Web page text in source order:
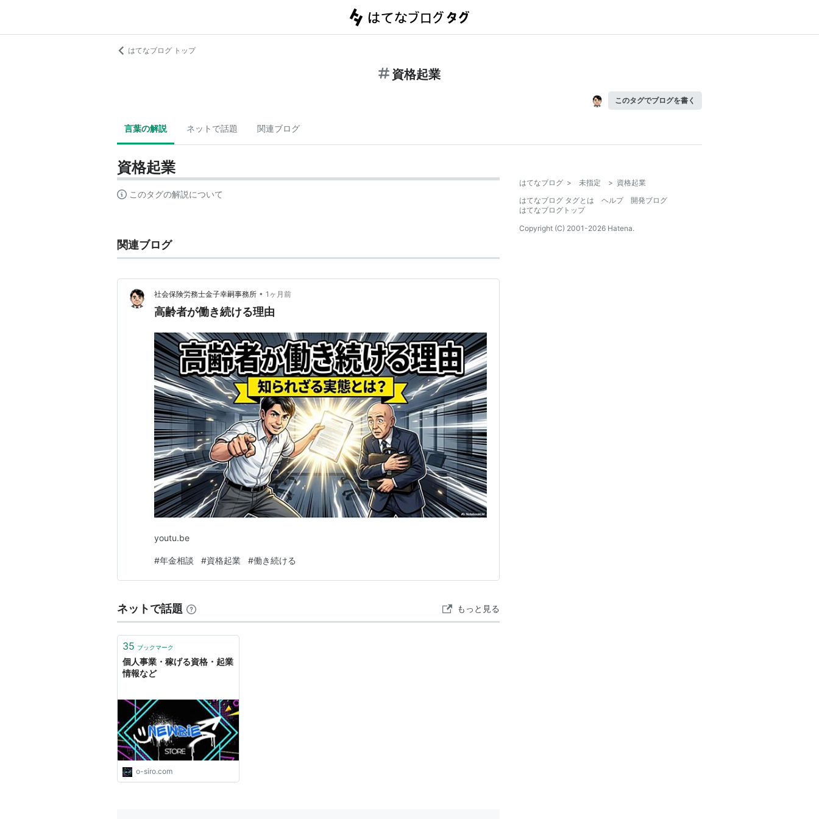
はてなブログ トップ
資格起業
このタグでブログを書く
言葉の解説 ネットで話題 関連ブログ
資格起業
このタグの解説について
関連ブログ
社会保険労務士金子幸嗣事務所 • 1ヶ月前
高齢者が働き続ける理由
youtu.be
#年金相談 #資格起業 #働き続ける
ネットで話題 もっと見る
35 ブックマーク
個人事業・稼げる資格・起業
情報など
o-siro.com
はてなブログ > 未指定 > 資格起業
はてなブログ タグとは
ヘルプ
開発ブログ
はてなブログトップ
Copyright (C) 2001-2026 Hatena.